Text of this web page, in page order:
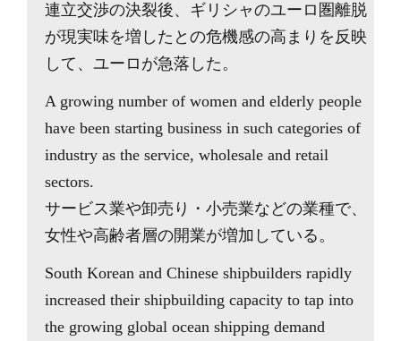
連立交渉の決裂後、ギリシャのユーロ圏離脱
が現実味を増したとの危機感の高まりを反映
して、ユーロが急落した。
A growing number of women and elderly people
have been starting business in such categories of
industry as the service, wholesale and retail
sectors.
サービス業や卸売り・小売業などの業種で、
女性や高齢者層の開業が増加している。
South Korean and Chinese shipbuilders rapidly
increased their shipbuilding capacity to tap into
the growing global ocean shipping demand